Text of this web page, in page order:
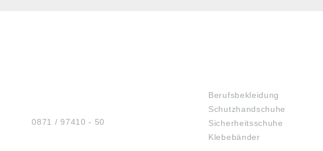
Tel.:0871 / 97410 - 50
Berufsbekleidung
Schutzhandschuhe
Sicherheitsschuhe
Klebebänder